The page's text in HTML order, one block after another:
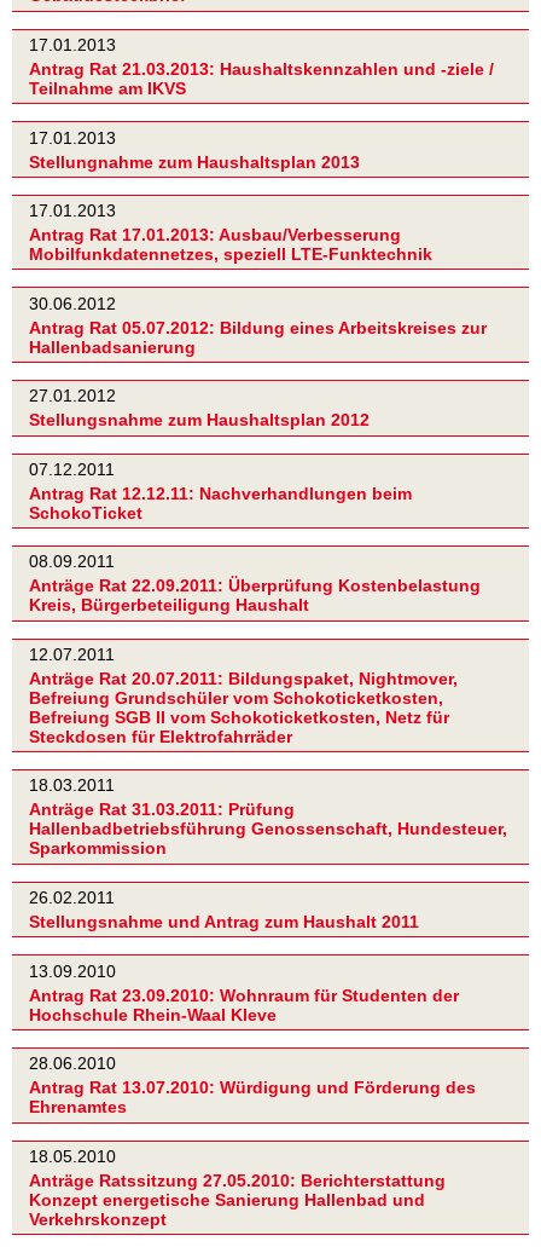
17.01.2013
Antrag Rat 21.03.2013: Haushaltskennzahlen und -ziele /
Teilnahme am IKVS
17.01.2013
Stellungnahme zum Haushaltsplan 2013
17.01.2013
Antrag Rat 17.01.2013: Ausbau/Verbesserung
Mobilfunkdatennetzes, speziell LTE-Funktechnik
30.06.2012
Antrag Rat 05.07.2012: Bildung eines Arbeitskreises zur
Hallenbadsanierung
27.01.2012
Stellungsnahme zum Haushaltsplan 2012
07.12.2011
Antrag Rat 12.12.11: Nachverhandlungen beim
SchokoTicket
08.09.2011
Anträge Rat 22.09.2011: Überprüfung Kostenbelastung
Kreis, Bürgerbeteiligung Haushalt
12.07.2011
Anträge Rat 20.07.2011: Bildungspaket, Nightmover,
Befreiung Grundschüler vom Schokoticketkosten,
Befreiung SGB II vom Schokoticketkosten, Netz für
Steckdosen für Elektrofahrräder
18.03.2011
Anträge Rat 31.03.2011: Prüfung
Hallenbadbetriebsführung Genossenschaft, Hundesteuer,
Sparkommission
26.02.2011
Stellungsnahme und Antrag zum Haushalt 2011
13.09.2010
Antrag Rat 23.09.2010: Wohnraum für Studenten der
Hochschule Rhein-Waal Kleve
28.06.2010
Antrag Rat 13.07.2010: Würdigung und Förderung des
Ehrenamtes
18.05.2010
Anträge Ratssitzung 27.05.2010: Berichterstattung
Konzept energetische Sanierung Hallenbad und
Verkehrskonzept